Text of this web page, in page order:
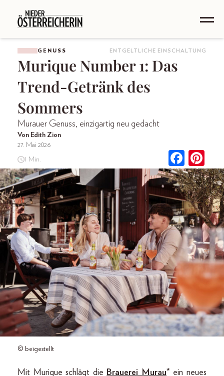
GENUSS ENTGELTLICHE EINSCHALTUNG
Murique Number 1: Das
Trend-Getränk des
Sommers
Murauer Genuss, einzigartig neu gedacht
Von Edith Zion
27. Mai 2026
1 Min.
© beigestellt
Mit Murique schlägt die Brauerei Murau* ein neues